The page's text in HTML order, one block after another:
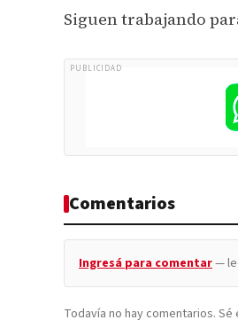
Siguen trabajando
PUBLICIDAD
Comentarios
Ingresá para comentar—
Todavía no hay comentarios.